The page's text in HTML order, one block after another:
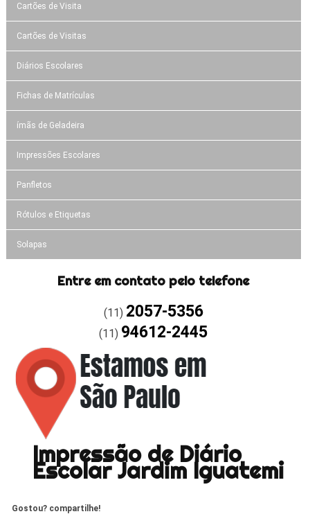
Cartões de Visita
Cartões de Visitas
Diários Escolares
Fichas de Matrículas
ímãs de Geladeira
Impressões Escolares
Panfletos
Rótulos e Etiquetas
Solapas
Entre em contato pelo telefone
(11) 2057-5356
(11) 94612-2445
Impressão de Diário
Escolar Jardim Iguatemi
Gostou? compartilhe!